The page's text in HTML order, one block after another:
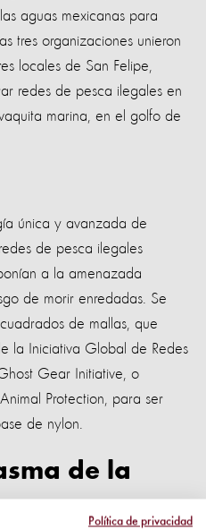
aguas mexicanas para
tres organizaciones unieron
locales de San Felipe,
redes de pesca ilegales en
marina, en el golfo de
única y avanzada de
de pesca ilegales
a la amenazada
de morir enredadas. Se
de mallas, que
la Iniciativa Global de Redes
Gear Initiative, o
Protection, para ser
de nylon.
de la
Política de privacidad